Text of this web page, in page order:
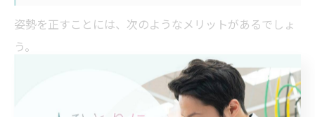
姿勢を正すことには、次のようなメリットがあるでしょ
う。
・体が軽くなる